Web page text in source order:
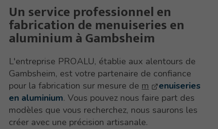
Un service professionnel en
fabrication de menuiseries en
aluminium à Gambsheim
L'entreprise PROALU, établie aux alentours de
Gambsheim, est votre partenaire de confiance
pour la fabrication sur mesure de m
enuiseries
en aluminium. Vous pouvez nous faire part des
modèles que vous recherchez, nous saurons les
créer avec une précision artisanale.